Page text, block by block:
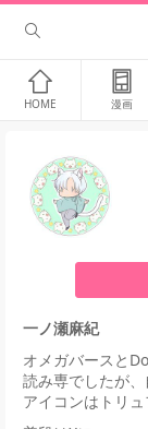
HOME 漫画
一ノ瀬麻紀
オメガバースと
読み専でしたが、
アイコンはトリ